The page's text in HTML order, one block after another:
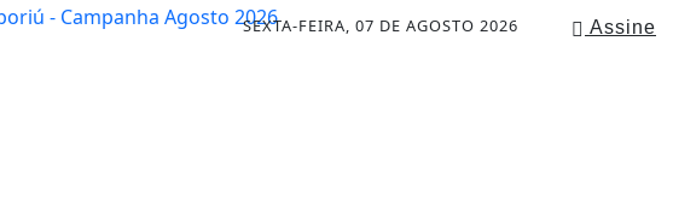
Assine
SEXTA-FEIRA, 07 DE AGOSTO 2026